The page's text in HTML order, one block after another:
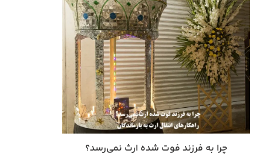
چرا به فرزند فوت‌ شده ارث نمی‌رسد؟